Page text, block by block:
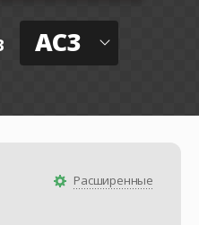
AC3
Расширенные